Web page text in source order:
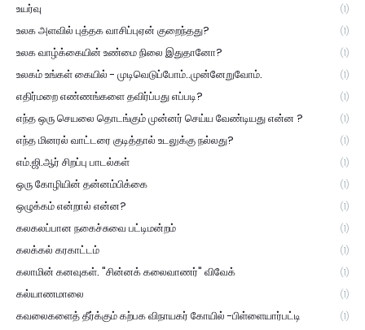
உயர்வு (1)
உலக அளவில் புத்தக வாசிப்புஏன் குறைந்தது? (1)
உலக வாழ்க்கையின் உண்மை நிலை இதுதானோ? (1)
உலகம் உங்கள் கையில் - முடிவெடுப்போம்..முன்னேறுவோம். (1)
எதிர்மறை எண்ணங்களை தவிர்ப்பது எப்படி? (1)
எந்த ஒரு செயலை தொடங்கும் முன்னர் செய்ய வேண்டியது என்ன ? (1)
எந்த மினரல் வாட்டரை குடித்தால் உடலுக்கு நல்லது? (1)
எம்.ஜி.ஆர் சிறப்பு பாடல்கள் (1)
ஒரு கோழியின் தன்னம்பிக்கை (1)
ஒழுக்கம் என்றால் என்ன? (1)
கலகலப்பான நகைச்சுவை பட்டிமன்றம் (1)
கலக்கல் கரகாட்டம் (1)
கலாமின் கனவுகள். "சின்னக் கலைவாணர்" விவேக் (1)
கல்யாணமாலை (1)
கவலைகளைத் தீர்க்கும் கற்பக விநாயகர் கோயில் -பிள்ளையார்பட்டி (1)